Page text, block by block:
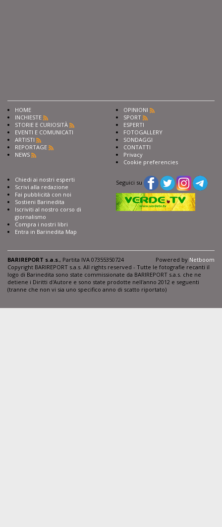
HOME
INCHIESTE
STORIE E CURIOSITÀ
EVENTI E COMUNICATI
ARTISTI
REPORTAGE
NEWS
OPINIONI
SPORT
ESPERTI
FOTOGALLERY
SONDAGGI
CONTATTI
Privacy
Cookie preferencies
Chiedi ai nostri esperti
Scrivi alla redazione
Fai pubblicità con noi
Sostieni Barinedita
Iscriviti al nostro corso di
giornalismo
Compra i nostri libri
Entra in Barinedita Map
Seguici su
Powered by Netboom
BARIREPORT s.a.s., Partita IVA 07355350724
Copyright BARIREPORT s.a.s. All rights reserved - Tutte le fotografie recanti il
logo di Barinedita sono state commissionate da BARIREPORT s.a.s. che ne
detiene i Diritti d'Autore e sono state prodotte nell'anno 2012 e seguenti
(tranne che non vi sia uno specifico anno di scatto riportato)